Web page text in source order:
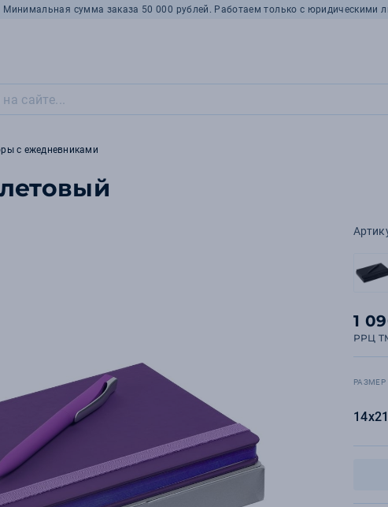
Минимальная сумма заказа 50 000 рублей. Работаем только с юридическими
с ежедневниками
1
РРЦ
РАЗМЕР